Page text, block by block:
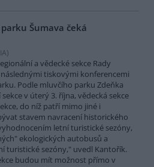
Šumava čeká
)
a vědecké sekce Rady
následnými tiskovými konferencemi
Podle mluvčího parku Zdeňka
v úterý 3. října, vědecká sekce
do níž patří mimo jiné i
stavem navracení historického
letní turistické sezóny,
ekologických autobusů a
turistické sezóny," uvedl Kantořík.
budou mít možnost přímo v